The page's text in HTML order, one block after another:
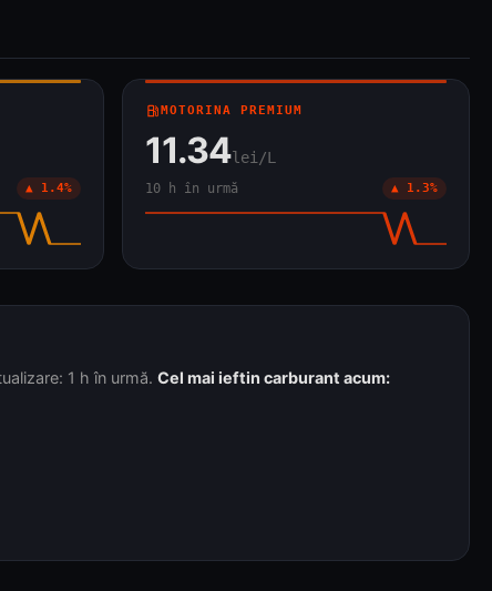
▲ 1.4%
local_gas_stationMOTORINA PREMIUM
11.34lei/L
10 h în urmă ▲ 1.3%
1 h în urmă. Cel mai ieftin carburant acum: